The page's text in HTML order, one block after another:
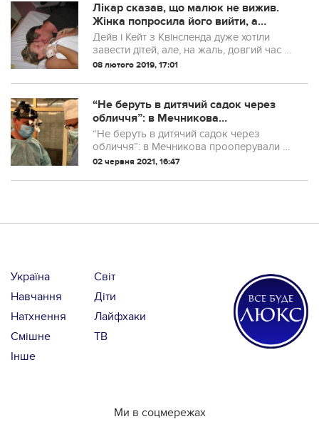
Лікар сказав, що малюк не вижив.
Жінка попросила його вийти, а
чоловіка — роздягнутися і лягти до
неї з новонародженим малюком. Те,
що сталося потім — неймовірно!
Дейв і Кейт з Квінсленда дуже хотіли
завести дітей, але, на жаль, довгий час у
них нічого не виходило. І лише після
сталося довгоочікувана і радісна подія...
08 лютого 2019, 17:01
“Не беруть в дитячий садок через
обличчя”: в Мечникова
прооперували 2-річну дівчинку.
“Не беруть в дитячий садок через
обличчя”: в Мечникова прооперували 2-
річну дівчинку.
02 червня 2021, 16:47
Україна
Світ
Навчання
Діти
Натхнення
Лайфхаки
Смішне
ТВ
Інше
Ми в соцмережах